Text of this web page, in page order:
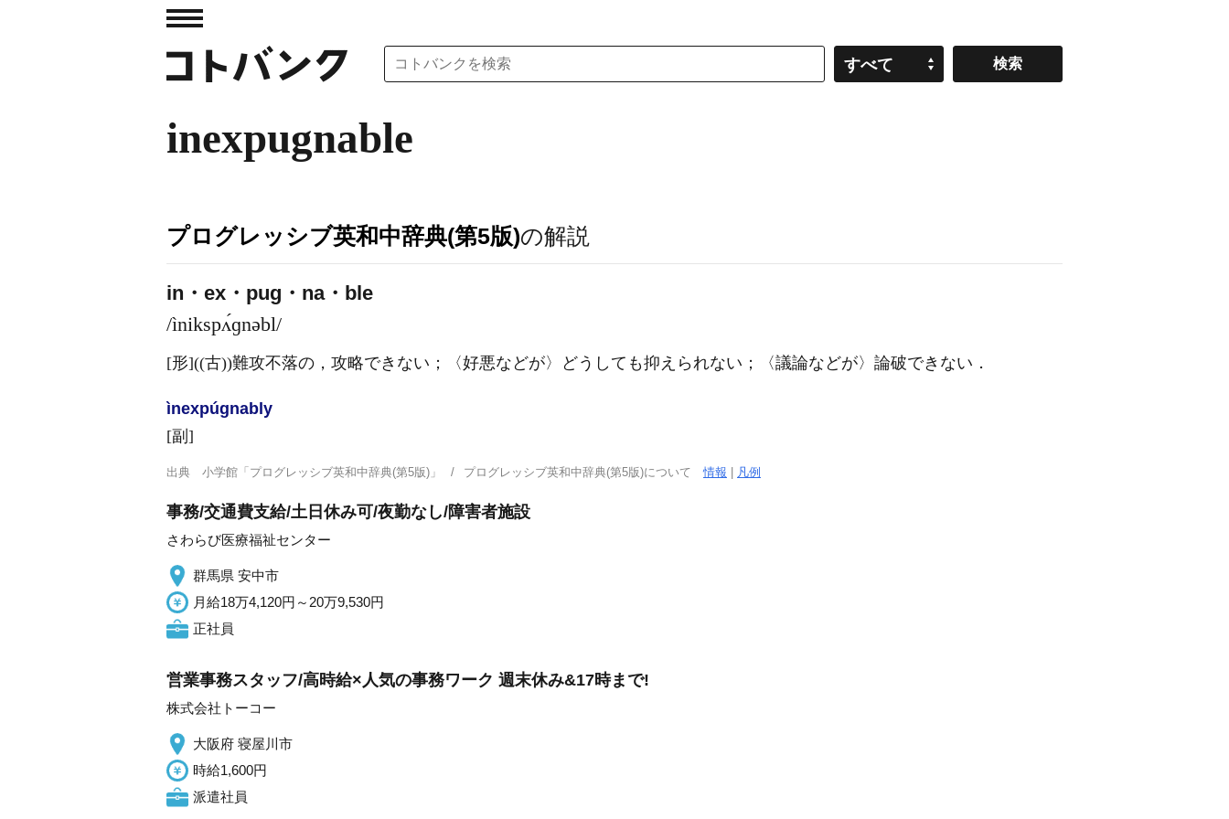
すべて
inexpugnable
プログレッシブ英和中辞典(第5版)の解説
in・ex・pug・na・ble
/ìnikspʌ́ɡnəbl/
[形]((古))難攻不落の，攻略できない；〈好悪などが〉どうしても抑えられない；〈議論などが〉論破できない ．
ìnexpúgnably
[副]
出典 小学館「プログレッシブ英和中辞典(第5版)」 プログレッシブ英和中辞典(第5版)について情報 凡例
事務/交通費支給/土日休み可/夜勤なし/障害者施設
さわらび医療福祉センター
群馬県 安中市
月給18万4,120円～20万9,530円
正社員
営業事務スタッフ/高時給×人気の事務ワーク 週末休み&17時まで!
株式会社トーコー
大阪府 寝屋川市
時給1,600円
派遣社員